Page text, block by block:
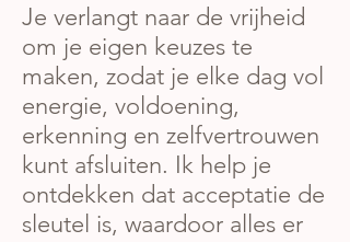
Je verlangt naar de vrijheid
om je eigen keuzes te
maken, zodat je elke dag vol
energie, voldoening,
erkenning en zelfvertrouwen
kunt afsluiten. Ik help je
ontdekken dat acceptatie de
sleutel is, waardoor alles er